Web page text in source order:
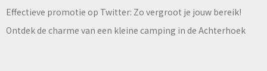
Effectieve promotie op Twitter: Zo vergroot je jouw bereik!
Ontdek de charme van een kleine camping in de Achterhoek